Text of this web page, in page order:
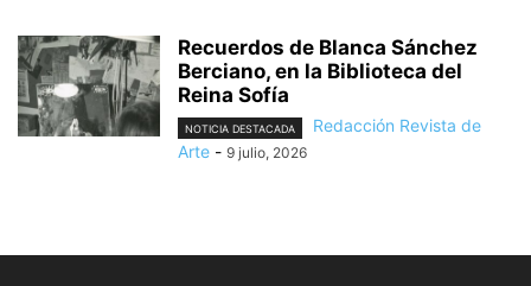
Recuerdos de Blanca Sánchez
Berciano, en la Biblioteca del
Reina Sofía
NOTICIA DESTACADA
Redacción Revista de
Arte - 9 julio, 2026